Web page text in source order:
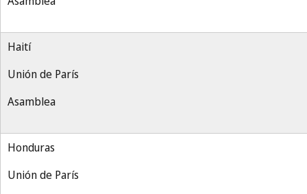
Haití
Unión de París
Asamblea
Honduras
Unión de París